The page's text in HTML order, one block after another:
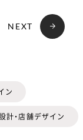
NEXT
ン
計・店舗デザイン